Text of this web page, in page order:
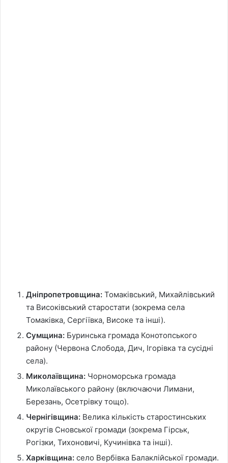
Дніпропетровщина: Томаківський, Михайлівський
та Високівський старостати (зокрема села
Томаківка, Сергіївка, Високе та інші).
Сумщина: Буринська громада Конотопського
району (Червона Слобода, Дич, Ігорівка та сусідні
села).
Миколаївщина: Чорноморська громада
Миколаївського району (включаючи Лимани,
Березань, Осетрівку тощо).
Чернігівщина: Велика кількість старостинських
округів Сновської громади (зокрема Гірськ,
Рогізки, Тихоновичі, Кучинівка та інші).
Харківщина: село Вербівка Балаклійської громади.